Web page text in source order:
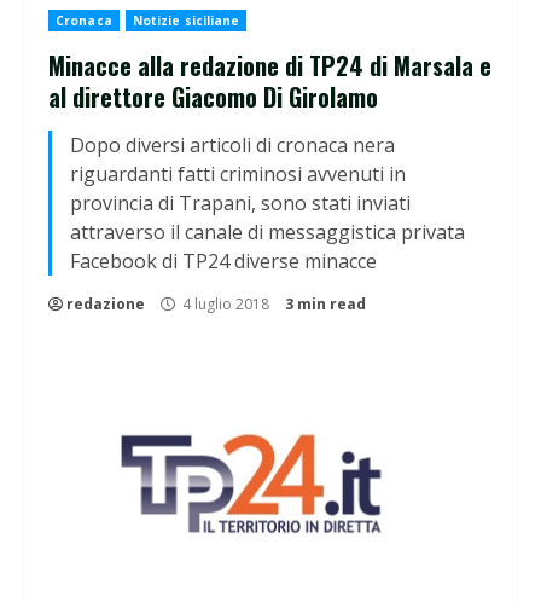
Cronaca Notizie siciliane
Minacce alla redazione di TP24 di Marsala e
al direttore Giacomo Di Girolamo
Dopo diversi articoli di cronaca nera
riguardanti fatti criminosi avvenuti in
provincia di Trapani, sono stati inviati
attraverso il canale di messaggistica privata
Facebook di TP24 diverse minacce
redazione 4 luglio 2018 3 min read